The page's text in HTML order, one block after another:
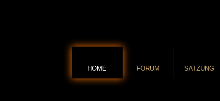
HOME FORUM SATZUNG